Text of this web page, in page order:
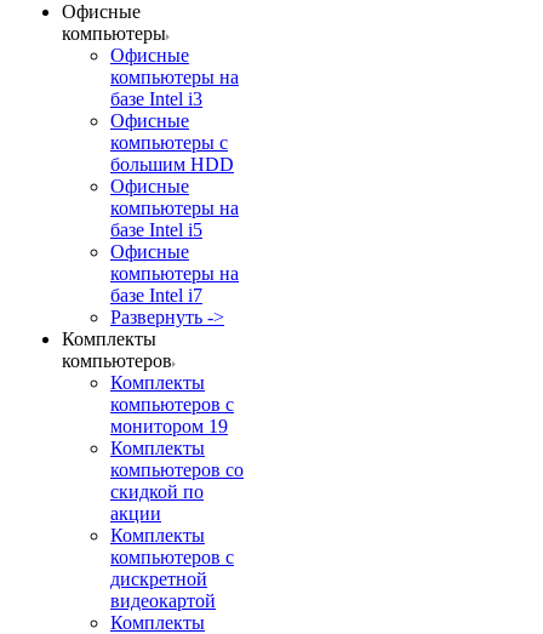
Офисные
компьютеры
Офисные
компьютеры на
базе Intel i3
Офисные
компьютеры с
большим HDD
Офисные
компьютеры на
базе Intel i5
Офисные
компьютеры на
базе Intel i7
Развернуть ->
Комплекты
компьютеров
Комплекты
компьютеров с
монитором 19
Комплекты
компьютеров со
скидкой по
акции
Комплекты
компьютеров с
дискретной
видеокартой
Комплекты